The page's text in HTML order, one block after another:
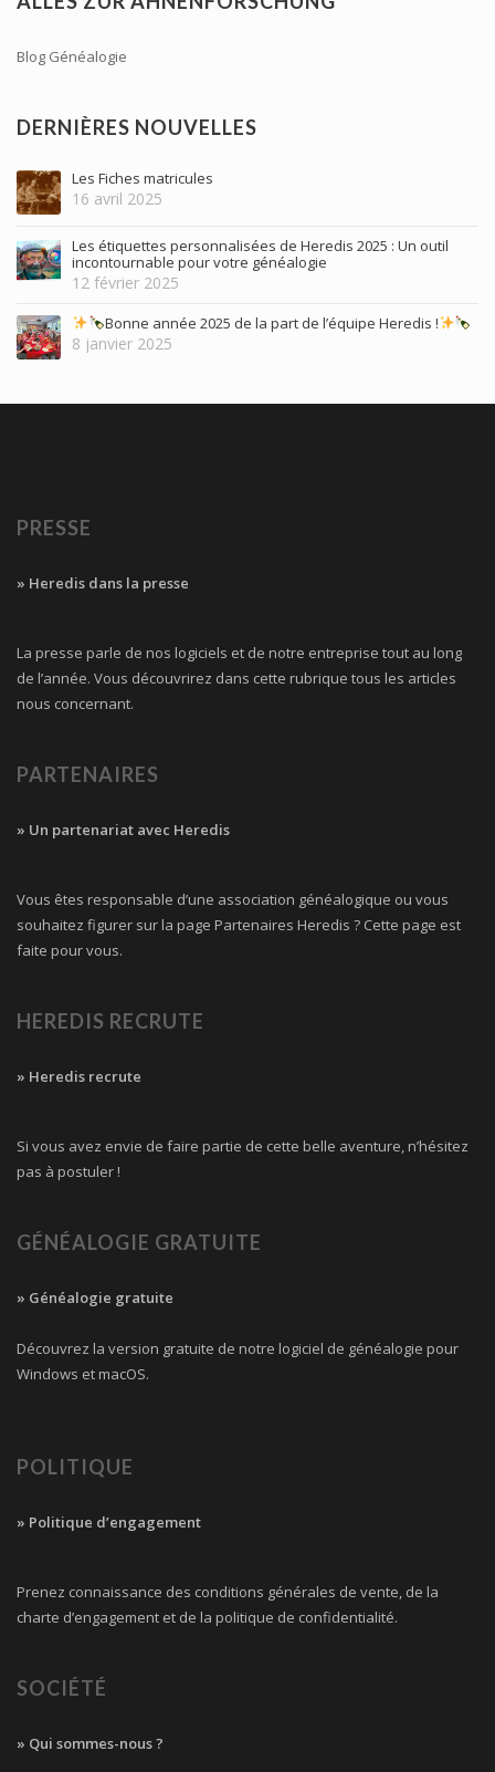
Blog Généalogie
DERNIÈRES NOUVELLES
Les Fiches matricules
16 avril 2025
Les étiquettes personnalisées de Heredis 2025 : Un outil
incontournable pour votre généalogie
12 février 2025
Bonne année 2025 de la part de l’équipe Heredis !
8 janvier 2025
PRESSE
» Heredis dans la presse
La presse parle de nos logiciels et de notre entreprise tout au long
de l’année. Vous découvrirez dans cette rubrique tous les articles
nous concernant.
PARTENAIRES
» Un partenariat avec Heredis
Vous êtes responsable d’une association généalogique ou vous
souhaitez figurer sur la page Partenaires Heredis ? Cette page est
faite pour vous.
HEREDIS RECRUTE
» Heredis recrute
Si vous avez envie de faire partie de cette belle aventure, n’hésitez
pas à postuler !
GÉNÉALOGIE GRATUITE
» Généalogie gratuite
Découvrez la version gratuite de notre logiciel de généalogie pour
Windows et macOS.
POLITIQUE
» Politique d’engagement
Prenez connaissance des conditions générales de vente, de la
charte d’engagement et de la politique de confidentialité.
SOCIÉTÉ
» Qui sommes-nous ?